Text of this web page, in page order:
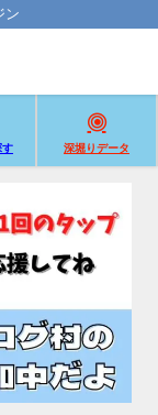
ン
す 深堀りデータ